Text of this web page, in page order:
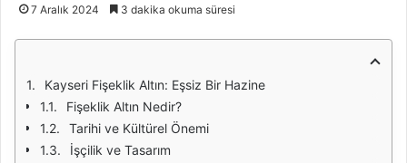
7 Aralık 2024 3 dakika okuma süresi
Kayseri Fişeklik Altın: Eşsiz Bir Hazine
Fişeklik Altın Nedir?
Tarihi ve Kültürel Önemi
İşçilik ve Tasarım